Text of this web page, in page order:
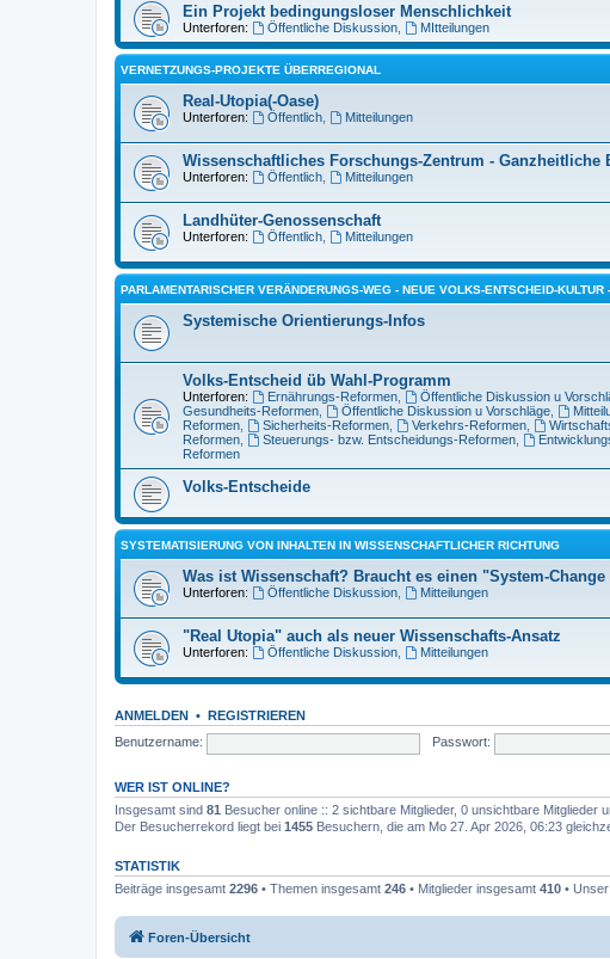
Ein Projekt bedingungsloser Menschlichkeit
Unterforen: Öffentliche Diskussion, MItteilungen
VERNETZUNGS-PROJEKTE ÜBERREGIONAL
Real-Utopia(-Oase)
Unterforen: Öffentlich, Mitteilungen
Wissenschaftliches Forschungs-Zentrum -
Unterforen: Öffentlich, Mitteilungen
Landhüter-Genossenschaft
Unterforen: Öffentlich, Mitteilungen
PARLAMENTARISCHER VERÄNDERUNGS-WEG - NEUE VOLKS-ENTSCHEID-
Systemische Orientierungs-Infos
Volks-Entscheid üb Wahl-Programm
Unterforen: Ernährungs-Reformen, Öffentliche Diskussion u
Gesundheits-Reformen
Öffentliche Diskussion u Vorschläge,
Reformen
Sicherheits-Reformen, Verkehrs-Reformen,
Reformen
Steuerungs- bzw. Entscheidungs-Reformen,
Reformen
Volks-Entscheide
SYSTEMATISIERUNG VON INHALTEN IN WISSENSCHAFTLICHER RICHTUNG
Was ist Wissenschaft? Braucht es einen "System-
Unterforen: Öffentliche Diskussion, Mitteilungen
"Real Utopia" auch als neuer Wissenschafts-Ansatz
Unterforen: Öffentliche Diskussion, Mitteilungen
ANMELDEN • REGISTRIEREN
Benutzername:
Passwort:
WER IST ONLINE?
Insgesamt sind 81 Besucher online :: 2 sichtbare Mitglieder, 0 unsichtbare
Der Besucherrekord liegt bei 1455 Besuchern, die am Mo 27. Apr 2026, 06:23
STATISTIK
Beiträge insgesamt 2296 • Themen insgesamt 246 • Mitglieder insgesamt 410 •
Foren-Übersicht